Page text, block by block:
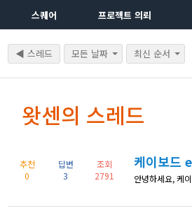
스퀘어 프로젝트 의뢰
◀ 스레드 모든 날짜 최신 순서
왓센의 스레드
추천
0
답변
3
조회
2791